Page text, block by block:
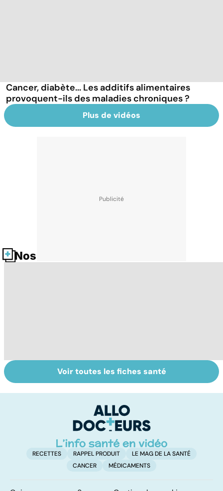
Cancer, diabète... Les additifs alimentaires
provoquent-ils des maladies chroniques ?
Plus de vidéos
Nos fiches santé
HPV : tout savoir
sur les
Cancer : la
fatigue avant
Voir toutes les fiches santé
RECETTES RAPPEL PRODUIT
LE MAG DE LA SANTÉ
CANCER
MÉDICAMENTS